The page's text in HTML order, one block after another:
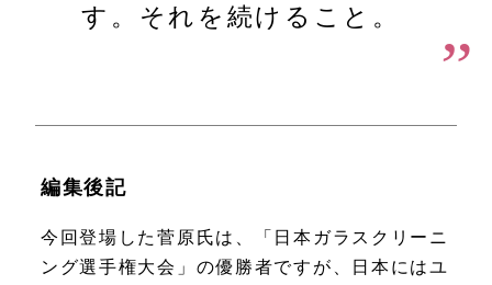
す。それを続けること。
”
編集後記
今回登場した菅原氏は、「日本ガラスクリーニ
ング選手権大会」の優勝者ですが、日本にはユ